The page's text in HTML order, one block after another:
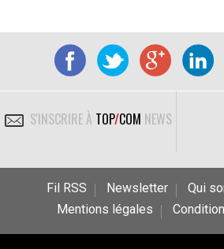
S'INSCRIRE À TOP/COM NEWS
Fil RSS Newsletter
Qui
Mentions légales